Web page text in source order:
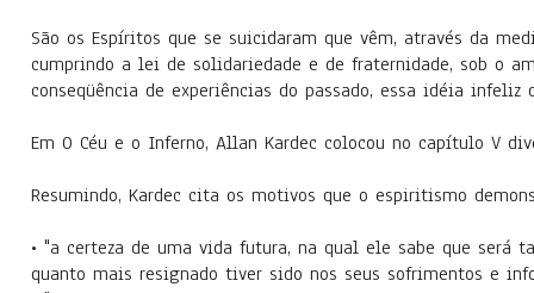
São os Espíritos que se suicidaram que vêm, através da
cumprindo a lei de solidariedade e de fraternidade, sob o
conseqüência de experiências do passado, essa idéia
Em O Céu e o Inferno, Allan Kardec colocou no capítulo V
Resumindo, Kardec cita os motivos que o espiritismo
• "a certeza de uma vida futura, na qual ele sabe que
quanto mais resignado tiver sido nos seus sofrimentos e